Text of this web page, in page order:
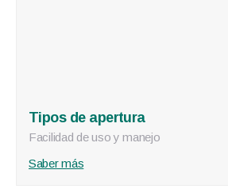
Tipos de apertura
Facilidad de uso y manejo
Saber más